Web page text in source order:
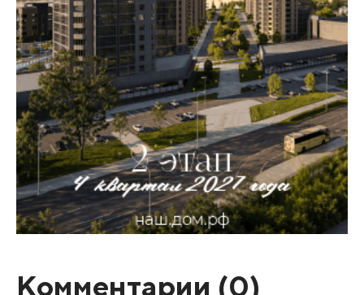
Комментарии (0)